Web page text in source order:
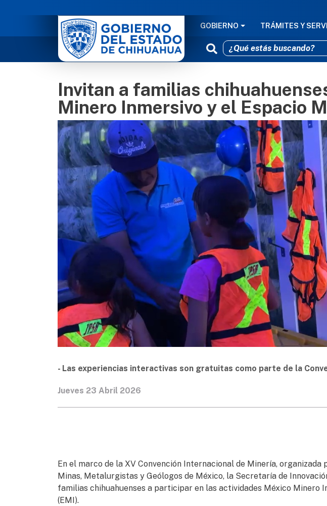
NAVEGACIÓN
GOBIERNO TRÁMITES Y
Invitan a familias
Minero Inmersivo y el Espacio
- Las experiencias interactivas son gratuitas como parte de la
Jueves 23 Abril 2026
En el marco de la XV Convención Internacional de Minería, organizada
Minas, Metalurgistas y Geólogos de México, la Secretaría de
familias chihuahuenses a participar en las actividades México Minero
(EMI).